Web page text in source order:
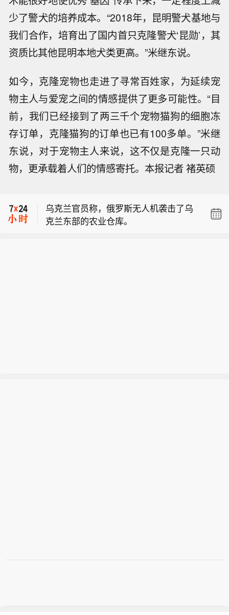
少了警犬的培养成本。“2018年，昆明警犬基地与
我们合作，培育出了国内首只克隆警犬‘昆勋’，其
资质比其他昆明本地犬类更高。”米继东说。
如今，克隆宠物也走进了寻常百姓家，为延续宠
物主人与爱宠之间的情感提供了更多可能性。“目
前，我们已经接到了两三千个宠物猫狗的细胞冻
存订单，克隆猫狗的订单也已有100多单。”米继
东说，对于宠物主人来说，这不仅是克隆一只动
物，更承载着人们的情感寄托。本报记者 褚英硕
临空经济区中欧班列服务中心正式启
用，北京与河北实现临空经济区与中欧
乌克兰官员称，俄罗斯无人机袭击了乌
克兰东部的农业仓库。